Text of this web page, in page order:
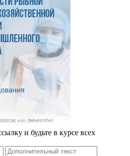
и будьте в курсе всех